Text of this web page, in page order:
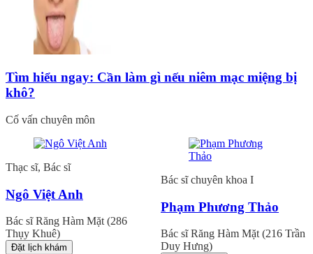
Tìm hiểu ngay: Cần làm gì nếu niêm mạc miệng bị
khô?
Cố vấn chuyên môn
Thạc sĩ, Bác sĩ
Ngô Việt Anh
Bác sĩ Răng Hàm Mặt (286
Thụy Khuê)
Đặt lịch khám
Bác sĩ chuyên khoa I
Phạm Phương Thảo
Bác sĩ Răng Hàm Mặt (216 Trần
Duy Hưng)